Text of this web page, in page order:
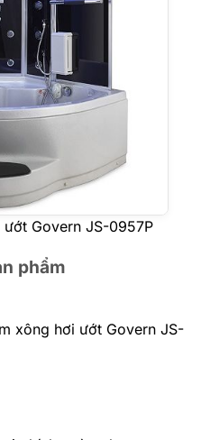
Govern JS-0957P
phẩm
xông hơi ướt Govern JS-